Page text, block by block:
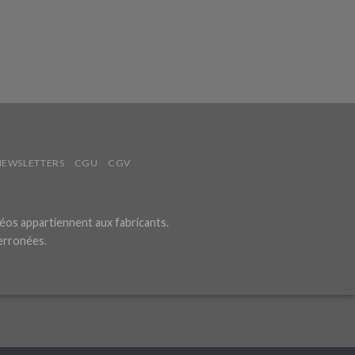
CGU CGV
appartiennent aux fabricants.